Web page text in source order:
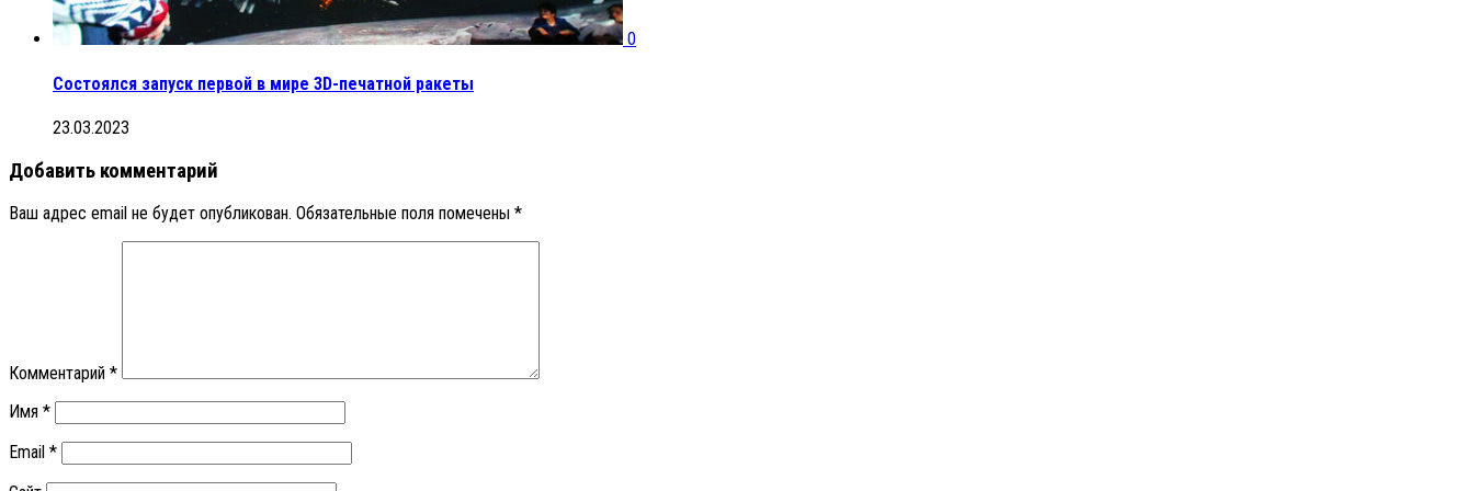
0
Состоялся запуск первой в мире 3D-печатной ракеты
23.03.2023
Добавить комментарий
Ваш адрес email не будет опубликован. Обязательные поля помечены *
Комментарий *
Имя *
Email *